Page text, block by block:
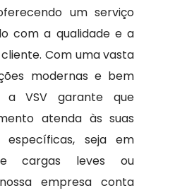
um serviço
com a qualidade e a
Com uma vasta
modernas e bem
a VSV garante que
atenda às suas
específicas, seja em
cargas leves ou
empresa conta